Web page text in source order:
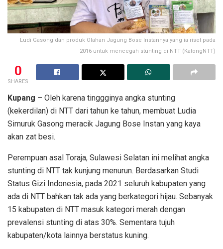
Ludi Gasong dan produk Olahan Jagung Bose Instannya yang ia riset pada
2016 untuk mencegah stunting di NTT (KatongNTT)
0
SHARES
Kupang – Oleh karena tinggginya angka stunting
(kekerdilan) di NTT dari tahun ke tahun, membuat Ludia
Simuruk Gasong meracik Jagung Bose Instan yang kaya
akan zat besi.
Perempuan asal Toraja, Sulawesi Selatan ini melihat angka
stunting di NTT tak kunjung menurun. Berdasarkan Studi
Status Gizi Indonesia, pada 2021 seluruh kabupaten yang
ada di NTT bahkan tak ada yang berkategori hijau. Sebanyak
15 kabupaten di NTT masuk kategori merah dengan
prevalensi stunting di atas 30%. Sementara tujuh
kabupaten/kota lainnya berstatus kuning.